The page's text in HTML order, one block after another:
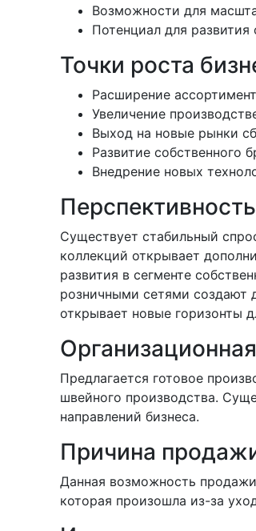
Возможности для
Потенциал для развития
Точки роста
Расширение
Увеличение
Выход на новые рынки
Развитие собственного
Внедрение новых
Существует стабильный
коллекций открывает
развития в сегменте
розничными сетями создают
открывает новые горизонты
Предлагается готовое
швейного производства.
направлений бизнеса.
Причина
Данная возможность
которая произошла из-за